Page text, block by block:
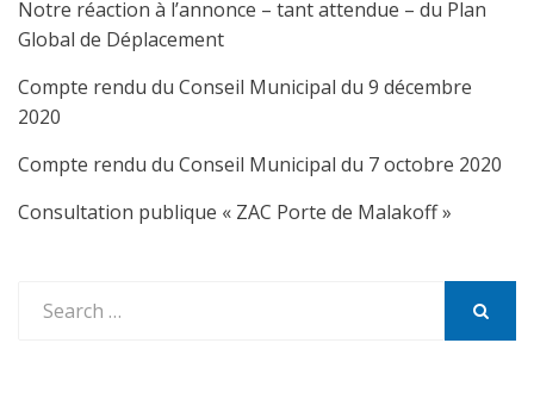
Notre réaction à l’annonce – tant attendue – du Plan
Global de Déplacement
Compte rendu du Conseil Municipal du 9 décembre
2020
Compte rendu du Conseil Municipal du 7 octobre 2020
Consultation publique « ZAC Porte de Malakoff »
for: